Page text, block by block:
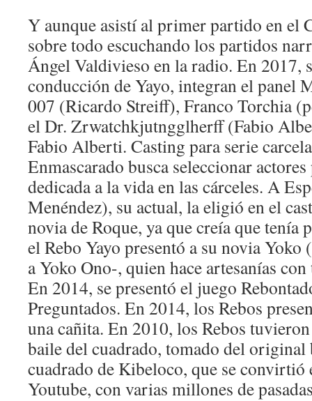
Y aunque asistí al primer partido en el
sobre todo escuchando los partidos
Ángel Valdivieso en la radio. En 2017,
conducción de Yayo, integran el panel
007 (Ricardo Streiff), Franco Torchia
el Dr. Zrwatchkjutngglherff (Fabio
Fabio Alberti. Casting para serie
Enmascarado busca seleccionar
dedicada a la vida en las cárceles. A
Menéndez), su actual, la eligió en el
novia de Roque, ya que creía que tenía
el Rebo Yayo presentó a su novia
a Yoko Ono-, quien hace artesanías
En 2014, se presentó el juego
Preguntados. En 2014, los Rebos
una cañita. En 2010, los Rebos
baile del cuadrado, tomado del original
cuadrado de Kibeloco, que se convirtió
Youtube, con varias millones de